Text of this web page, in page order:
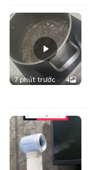
7 phút trước 4